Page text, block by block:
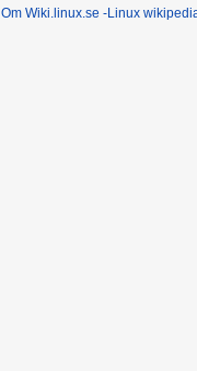
Om Wiki.linux.se -Linux